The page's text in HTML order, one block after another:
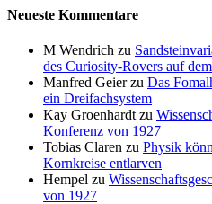
Neueste Kommentare
M Wendrich zu
des Curiosity-Rovers auf
Manfred Geierzu Das
ein Dreifachsystem
Kay Groenhardt zu
Konferenz von 1927
Tobias Claren zu Physik
Kornkreise entlarven
Hempel zu
von 1927